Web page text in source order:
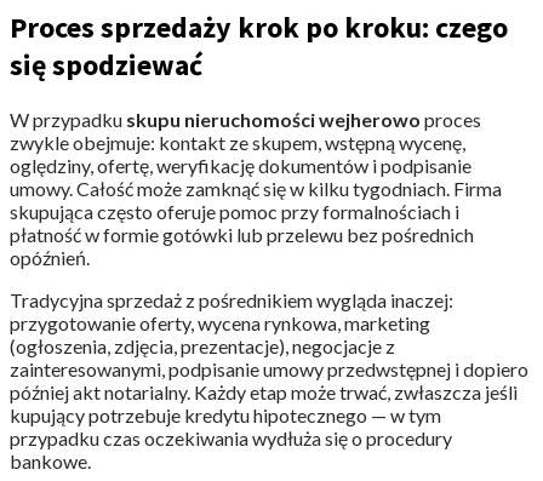
Proces sprzedaży krok po kroku: czego
się spodziewać
W przypadku skupu nieruchomości wejherowo proces
zwykle obejmuje: kontakt ze skupem, wstępną wycenę,
oględziny, ofertę, weryfikację dokumentów i podpisanie
umowy. Całość może zamknąć się w kilku tygodniach. Firma
skupująca często oferuje pomoc przy formalnościach i
płatność w formie gotówki lub przelewu bez pośrednich
opóźnień.
Tradycyjna sprzedaż z pośrednikiem wygląda inaczej:
przygotowanie oferty, wycena rynkowa, marketing
(ogłoszenia, zdjęcia, prezentacje), negocjacje z
zainteresowanymi, podpisanie umowy przedwstępnej i dopiero
później akt notarialny. Każdy etap może trwać, zwłaszcza jeśli
kupujący potrzebuje kredytu hipotecznego — w tym
przypadku czas oczekiwania wydłuża się o procedury
bankowe.